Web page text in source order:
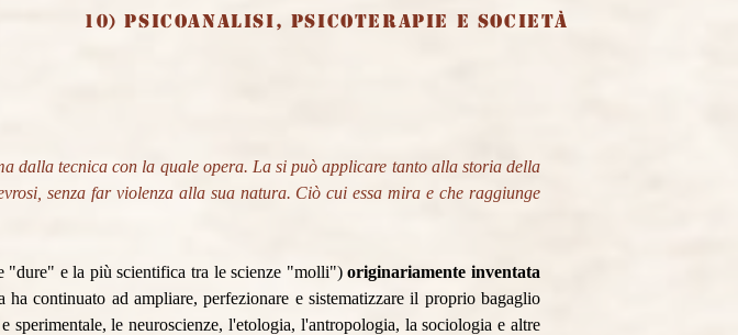
10) Psicoanalisi, psicoterapie e società
dalla tecnica con la quale opera. La si può applicare tanto alla storia della
senza far violenza alla sua natura. Ciò cui essa mira e che raggiunge
"dure" e la più scientifica tra le scienze "molli")originariamente inventata
continuato ad ampliare, perfezionare e sistematizzare il proprio bagaglio
le neuroscienze, l'etologia, l'antropologia, la sociologia e altre